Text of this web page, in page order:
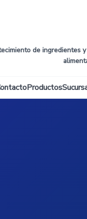
de ingredientes
Productos